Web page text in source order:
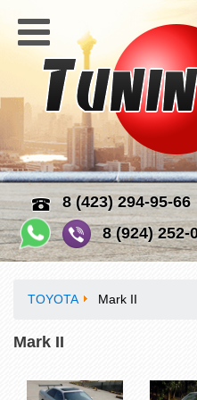
8 (423) 294-95-66
8 (924) 252-
TOYOTA Mark II
Mark II